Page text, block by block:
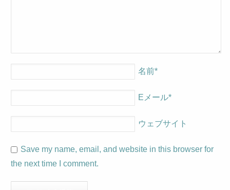
名前*
Eメール*
ウェブサイト
Save my name, email, and website in this browser for
the next time I comment.